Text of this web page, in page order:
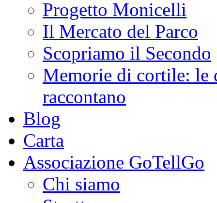
Progetto Monicelli
Il Mercato del Parco
Scopriamo il Secondo
Memorie di cortile: le
raccontano
Blog
Carta
Associazione GoTellGo
Chi siamo